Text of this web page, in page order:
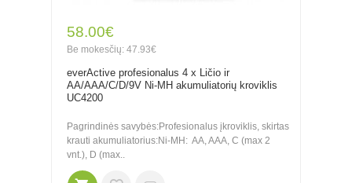
58.00€
Be mokesčių: 47.93€
everActive profesionalus 4 x Ličio ir
AA/AAA/C/D/9V Ni-MH akumuliatorių kroviklis
UC4200
Pagrindinės savybės:Profesionalus įkroviklis, skirtas
krauti akumuliatorius:Ni-MH: AA, AAA, C (max 2
vnt.), D (max..